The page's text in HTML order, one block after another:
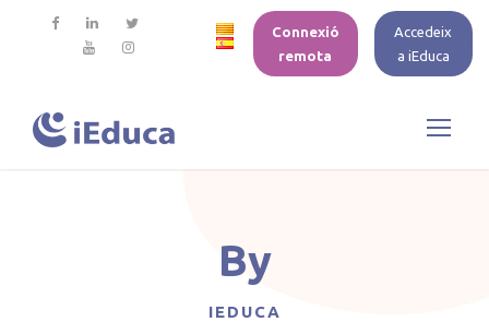
Connexió
remota
Accedeix
a iEduca
By
IEDUCA